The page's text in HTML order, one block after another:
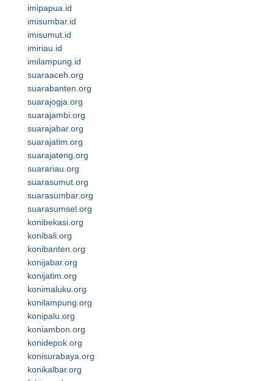
imipapua.id
imisumbar.id
imisumut.id
imiriau.id
imilampung.id
suaraaceh.org
suarabanten.org
suarajogja.org
suarajambi.org
suarajabar.org
suarajatim.org
suarajateng.org
suarariau.org
suarasumut.org
suarasumbar.org
suarasumsel.org
konibekasi.org
konibali.org
konibanten.org
konijabar.org
konijatim.org
konimaluku.org
konilampung.org
konipalu.org
koniambon.org
konidepok.org
konisurabaya.org
konikalbar.org